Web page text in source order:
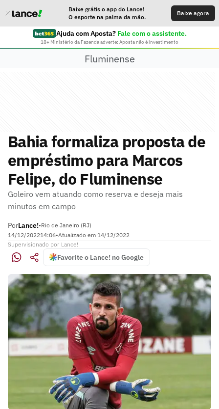
Baixe grátis o app do Lance!
O esporte na palma da mão.
Baixe agora
Ajuda com Aposta? Fale com o assistente.
18+ Ministério da Fazenda adverte: Aposta não é investimento
Fluminense
Bahia formaliza proposta de
empréstimo para Marcos
Felipe, do Fluminense
Goleiro vem atuando como reserva e deseja mais
minutos em campo
PorLance!•Rio de Janeiro (RJ)
14/12/202214:06•Atualizado em 14/12/2022
Supervisionado por Lance!
Favorite o Lance! no Google